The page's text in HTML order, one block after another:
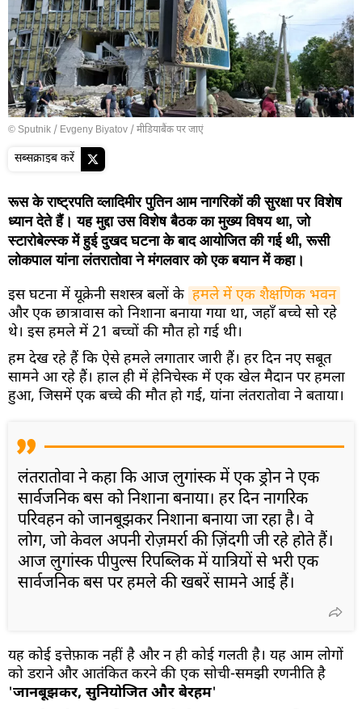
© Sputnik / Evgeny Biyatov /मीडियाबैंक पर जाएं
सब्सक्राइब करें
रूस के राष्ट्रपति व्लादिमीर पुतिन आम नागरिकों की सुरक्षा पर विशेष
ध्यान देते हैं। यह मुद्दा उस विशेष बैठक का मुख्य विषय था, जो
स्टारोबेल्स्क में हुई दुखद घटना के बाद आयोजित की गई थी, रूसी
लोकपाल यांना लंतरातोवा ने मंगलवार को एक बयान में कहा।
इस घटना में यूक्रेनी सशस्त्र बलों के हमले में एक शैक्षणिक भवन
और एक छात्रावास को निशाना बनाया गया था, जहाँ बच्चे सो रहे
थे। इस हमले में 21 बच्चों की मौत हो गई थी।
हम देख रहे हैं कि ऐसे हमले लगातार जारी हैं। हर दिन नए सबूत
सामने आ रहे हैं। हाल ही में हेनिचेस्क में एक खेल मैदान पर हमला
हुआ, जिसमें एक बच्चे की मौत हो गई, यांना लंतरातोवा ने बताया।
लंतरातोवा ने कहा कि आज लुगांस्क में एक ड्रोन ने एक
सार्वजनिक बस को निशाना बनाया। हर दिन नागरिक
परिवहन को जानबूझकर निशाना बनाया जा रहा है। वे
लोग, जो केवल अपनी रोज़मर्रा की ज़िंदगी जी रहे होते हैं।
आज लुगांस्क पीपुल्स रिपब्लिक में यात्रियों से भरी एक
सार्वजनिक बस पर हमले की खबरें सामने आई हैं।
यह कोई इत्तेफ़ाक नहीं है और न ही कोई गलती है। यह आम लोगों
को डराने और आतंकित करने की एक सोची-समझी रणनीति है
'जानबूझकर, सुनियोजित और बेरहम'